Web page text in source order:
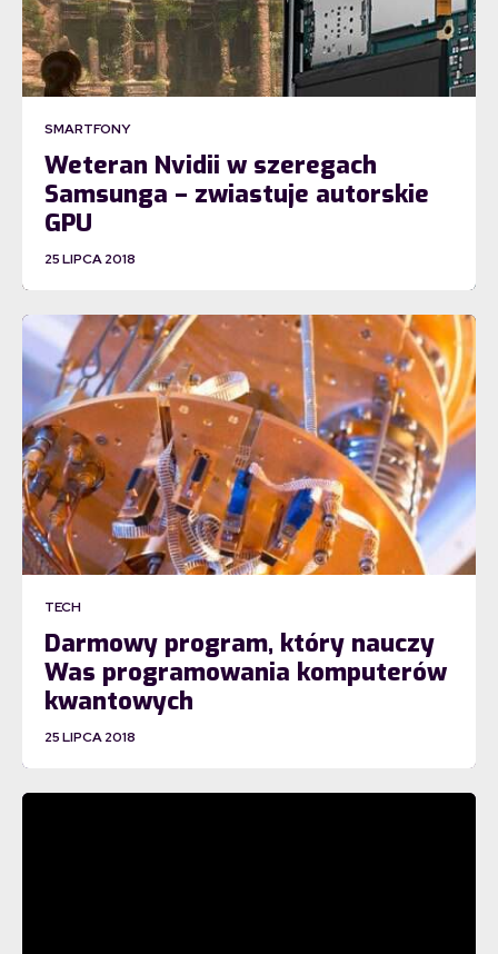
SMARTFONY
Weteran Nvidii w szeregach
Samsunga – zwiastuje autorskie
GPU
25 LIPCA 2018
TECH
Darmowy program, który nauczy
Was programowania komputerów
kwantowych
25 LIPCA 2018